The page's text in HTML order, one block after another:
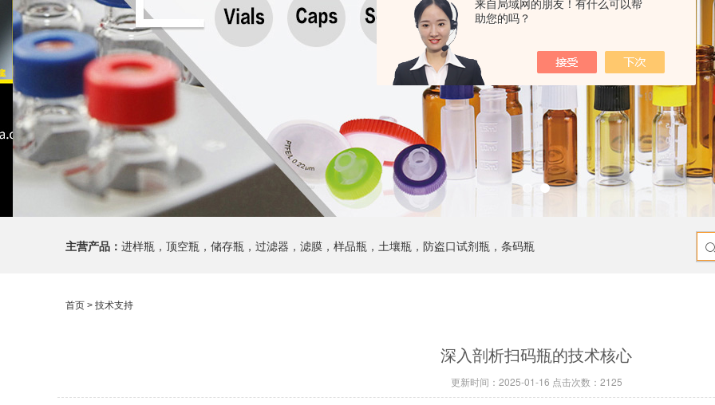
来自局域网的朋友！有什么可以帮
助您的吗？
主营产品： 进样瓶，顶空瓶，储存瓶，过滤器，滤膜，样品瓶，土壤瓶，防盗口试剂瓶，条码瓶
首页 > 技术支持
深入剖析扫码瓶的技术核心
更新时间：2025-01-16 点击次数：2125